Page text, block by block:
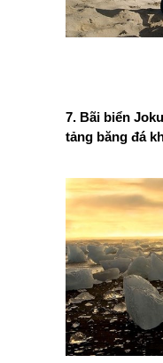
7. Bãi biển
tảng băng đá